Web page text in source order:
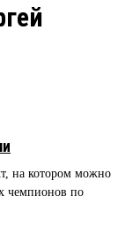
на котором можно
чемпионов по